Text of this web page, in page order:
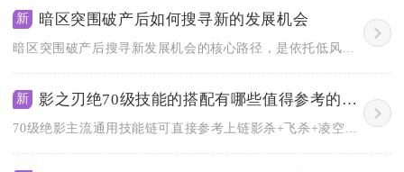
新 暗区突围破产后如何搜寻新的发展机会
新 影之刃绝70级技能的搭配有哪些值得参考的经验